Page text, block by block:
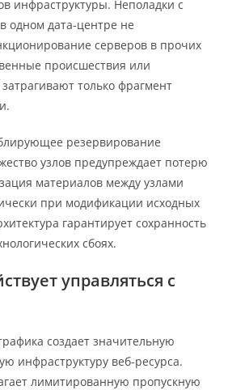
инфраструктуры. Неполадки с
одном дата-центре не
серверов в прочих
происшествия или
только фрагмент
резервирование
узлов предупреждает потерю
материалов между узлами
при модификации исходных
гарантирует сохранность
сбоях.
управляться с
создает значительную
инфраструктуру веб-ресурса.
лимитированную пропускную